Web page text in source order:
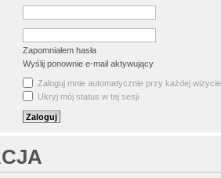
Zapomniałem hasła
Wyślij ponownie e-mail aktywujący
Zaloguj mnie automatycznie przy każdej wizycie
Ukryj mój status w tej sesji